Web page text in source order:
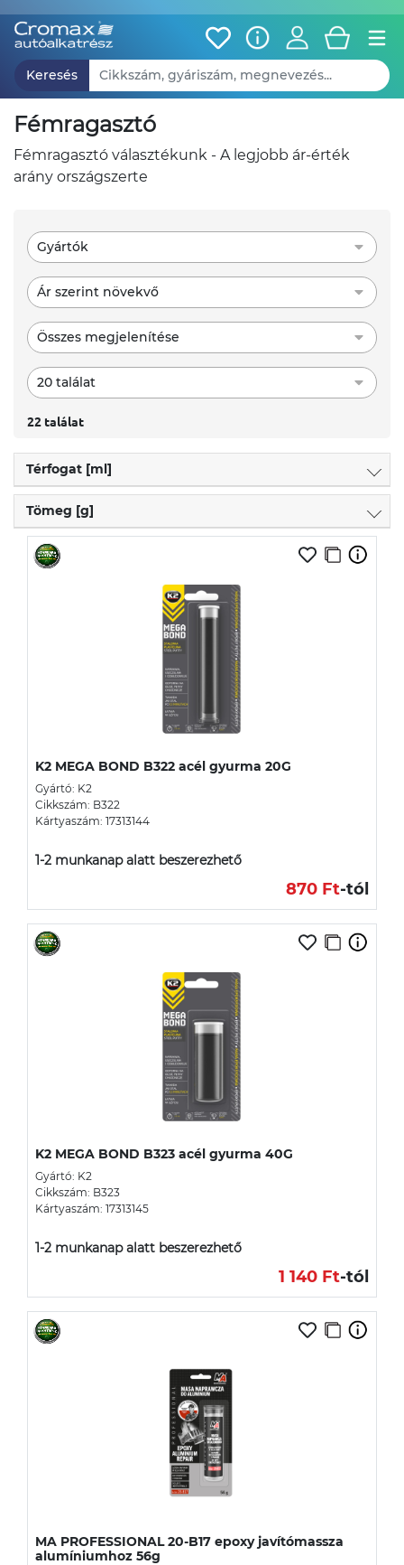
Keresés
fémragasztó
fémragasztó választékunk - A legjobb ár-érték
arány országszerte
Gyártók
Ár szerint növekvő
Összes megjelenítése
20 találat
22 találat
Térfogat [ml]
Tömeg [g]
K2 MEGA BOND B322 acél gyurma 20G
Gyártó: K2
Cikkszám: B322
Kártyaszám: 17313144
1-2 munkanap alatt beszerezhető
870 Ft-tól
K2 MEGA BOND B323 acél gyurma 40G
Gyártó: K2
Cikkszám: B323
Kártyaszám: 17313145
1-2 munkanap alatt beszerezhető
1 140 Ft-tól
MA PROFESSIONAL 20-B17 epoxy javítómassza
alumíniumhoz 56g